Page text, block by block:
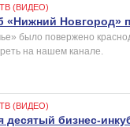
(ВИДЕО)
«Нижний Новгород»
было повержено
на нашем канале.
(ВИДЕО)
десятый бизнес-